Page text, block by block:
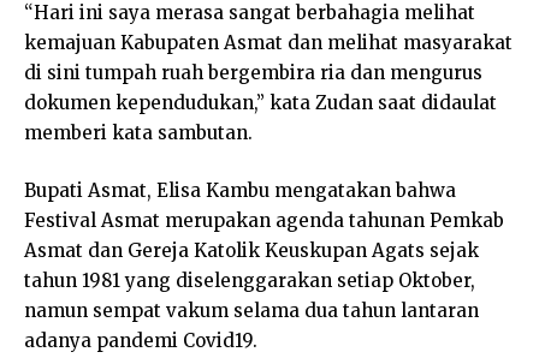
“Hari ini saya merasa sangat berbahagia melihat
kemajuan Kabupaten Asmat dan melihat masyarakat
di sini tumpah ruah bergembira ria dan mengurus
dokumen kependudukan,” kata Zudan saat didaulat
memberi kata sambutan.
Bupati Asmat, Elisa Kambu mengatakan bahwa
Festival Asmat merupakan agenda tahunan Pemkab
Asmat dan Gereja Katolik Keuskupan Agats sejak
tahun 1981 yang diselenggarakan setiap Oktober,
namun sempat vakum selama dua tahun lantaran
adanya pandemi Covid19.